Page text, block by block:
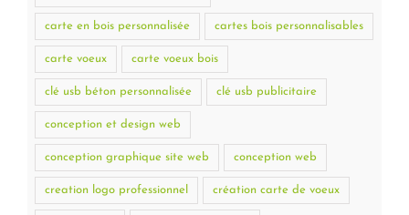
carte en bois personnalisée cartes bois personnalisables
carte voeux carte voeux bois
clé usb béton personnalisée clé usb publicitaire
conception et design web
conception graphique site web conception web
creation logo professionnel création carte de voeux